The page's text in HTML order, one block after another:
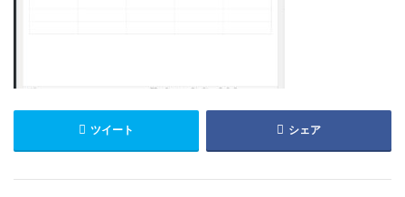
ツイート シェア